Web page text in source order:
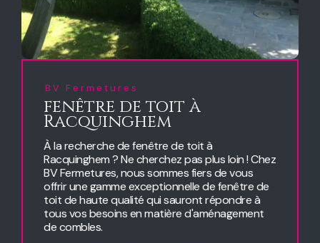
BV Fermetures
fenêtre de toit à
Racquinghem
À la recherche de fenêtre de toit à
Racquinghem ? Ne cherchez pas plus loin ! Chez
BV Fermetures, nous sommes fiers de vous
offrir une gamme exceptionnelle de fenêtre de
toit de haute qualité qui sauront répondre à
tous vos besoins en matière d'aménagement
de combles.